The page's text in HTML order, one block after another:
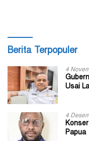
Berita Terpopuler
4
Usai
4
Papua